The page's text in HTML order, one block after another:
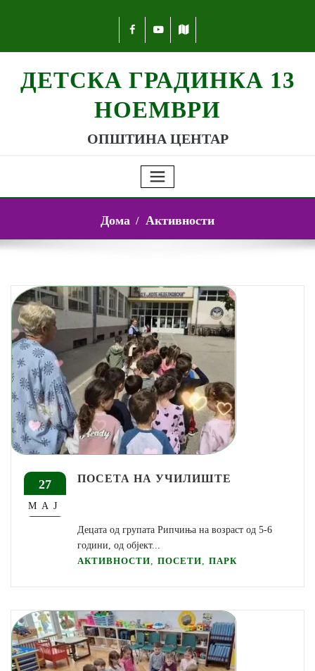
ДЕТСКА ГРАДИНКА 13
НОЕМВРИ
ОПШТИНА ЦЕНТАР
Дома Активности
27
МАЈ
ПОСЕТА НА УЧИЛИШТЕ
Децата од групата Рипчиња на возраст од 5-6
години, од објект...
АКТИВНОСТИ ,ПОСЕТИ ,ПАРК